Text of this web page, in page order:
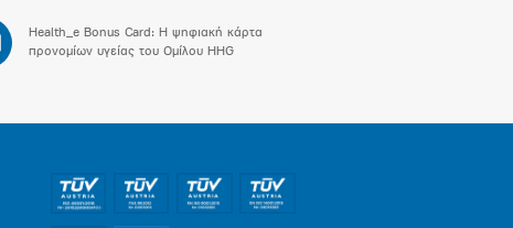
Health_e Bonus Card: H ψηφιακή κάρτα
προνομίων υγείας του Ομίλου HHG